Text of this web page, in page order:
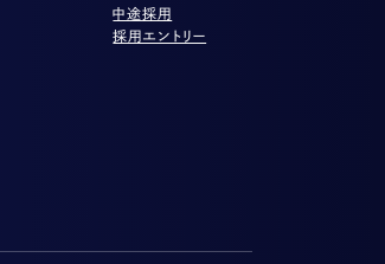
中途採用
採用エントリー